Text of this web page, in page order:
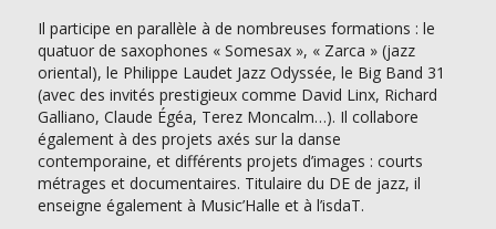
Il participe en parallèle à de nombreuses formations : le
quatuor de saxophones « Somesax », « Zarca » (jazz
oriental), le Philippe Laudet Jazz Odyssée, le Big Band 31
(avec des invités prestigieux comme David Linx, Richard
Galliano, Claude Égéa, Terez Moncalm…). Il collabore
également à des projets axés sur la danse
contemporaine, et différents projets d’images : courts
métrages et documentaires. Titulaire du DE de jazz, il
enseigne également à Music’Halle et à l’isdaT.